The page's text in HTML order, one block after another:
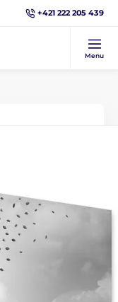
+421 222 205 439
Menu